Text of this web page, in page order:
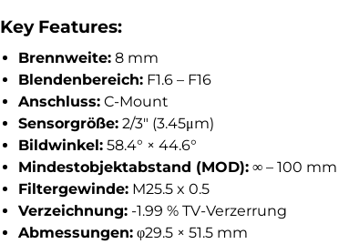
Key Features:
Brennweite:8 mm
Blendenbereich:F1.6 – F16
Anschluss:C-Mount
Sensorgröße:2/3″ (3.45μm)
Bildwinkel:58.4° × 44.6°
Mindestobjektabstand (MOD):∞ – 100 mm
Filtergewinde:M25.5 x 0.5
Verzeichnung:-1.99 % TV-Verzerrung
Abmessungen:φ29.5 × 51.5 mm